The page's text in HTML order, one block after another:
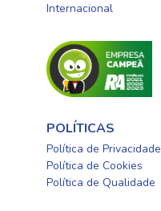
Internacional
POLÍTICAS
Política de Privacidade
Política de Cookies
Política de Qualidade